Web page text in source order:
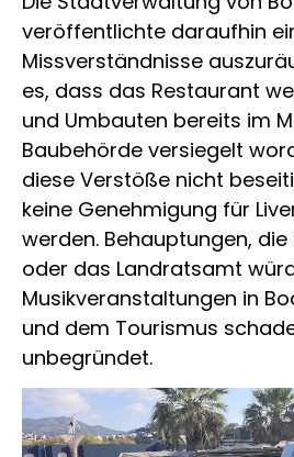
veröffentlichte daraufhin
Missverständnisse
es, dass das Restaurant
und Umbauten bereits im
Baubehörde versiegelt
diese Verstöße nicht
keine Genehmigung für
werden. Behauptungen,
oder das Landratsamt
Musikveranstaltungen in
und dem Tourismus
unbegründet.